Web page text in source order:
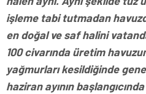
işleme tabi tutmadan
en doğal ve saf halini
100 civarında üretim
yağmurları kesildiğinde
haziran ayının